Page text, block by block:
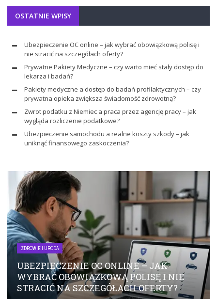
OSTATNIE WPISY
Ubezpieczenie OC online – jak wybrać obowiązkową polisę i
nie stracić na szczegółach oferty?
Prywatne Pakiety Medyczne – czy warto mieć stały dostęp do
lekarza i badań?
Pakiety medyczne a dostęp do badań profilaktycznych – czy
prywatna opieka zwiększa świadomość zdrowotną?
Zwrot podatku z Niemiec a praca przez agencję pracy – jak
wygląda rozliczenie podatkowe?
Ubezpieczenie samochodu a realne koszty szkody – jak
uniknąć finansowego zaskoczenia?
ZDROWIE I URODA
UBEZPIECZENIE OC ONLINE – JAK
WYBRAĆ OBOWIĄZKOWĄ POLISĘ I NIE
STRACIĆ NA SZCZEGÓŁACH OFERTY?